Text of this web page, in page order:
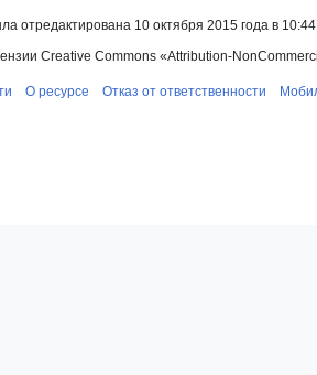
отредактирована 10 октября 2015 года в
Creative Commons «Attribution-
О ресурсе Отказ от ответственности